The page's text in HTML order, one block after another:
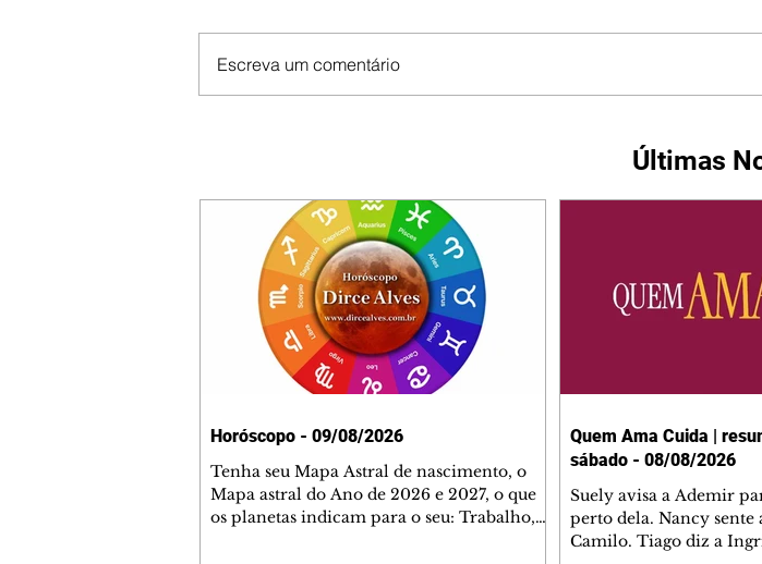
Escreva um comentário
Últimas
Horóscopo - 09/08/2026
Tenha seu Mapa Astral de nascimento, o
Mapa astral do Ano de 2026 e 2027, o que
os planetas indicam para o seu: Trabalho,
Quem Ama Cuida |
sábado - 08/08/2026
Suely avisa a Ademir
perto dela. Nancy
Camilo. Tiago diz a